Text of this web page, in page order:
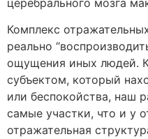
Комплекс
реально
ощущения иных людей.
субъектом, который
или беспокойства, наш
самые участки, что и у
отражательная